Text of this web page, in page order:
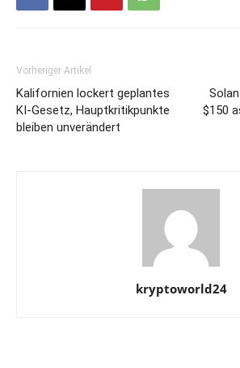
Vorheriger Artikel
Kalifornien lockert geplantes
KI-Gesetz, Hauptkritikpunkte
bleiben unverändert
$150
kryptoworld24